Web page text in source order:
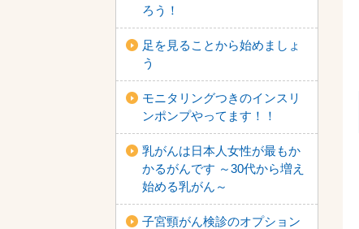
ろう！
足を見ることから始めましょ
う
モニタリングつきのインスリ
ンポンプやってます！！
乳がんは日本人女性が最もか
かるがんです ～30代から増え
始める乳がん～
子宮頸がん検診のオプション